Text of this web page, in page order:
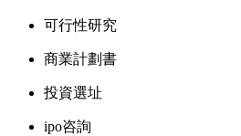
可行性研究
商業計劃書
投資選址
ipo咨詢